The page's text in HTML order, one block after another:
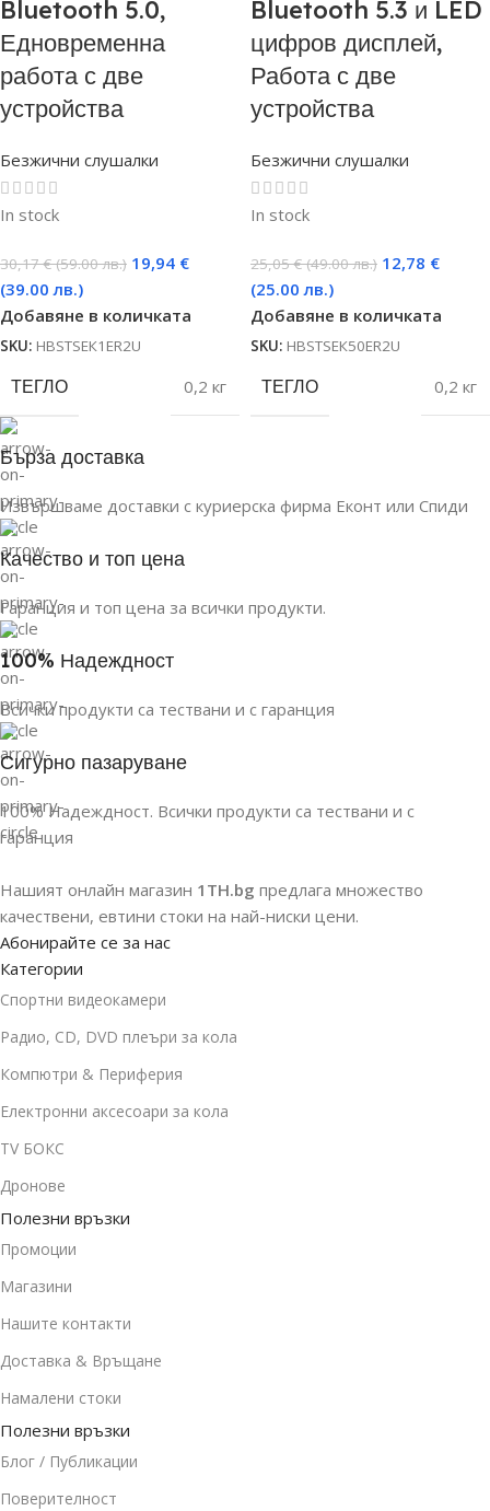
Bluetooth 5.0,
Едновременна
работа с две
устройства
Безжични слушалки
In stock
30,17€ (59.00 лв.) 19,94 €
(39.00 лв.)
Добавяне в количката
SKU: HBSTSEК1ER2U
ТЕГЛО 0,2 кг
Bluetooth 5.3 и LED
цифров дисплей,
Работа с две
устройства
Безжични слушалки
In stock
25,05€ (49.00 лв.) 12,78 €
(25.00 лв.)
Добавяне в количката
SKU: HBSTSEК50ER2U
ТЕГЛО 0,2 кг
Бърза доставка
Извършваме доставки с куриерска фирма Еконт или Спиди
Качество и топ цена
Гаранция и топ цена за всички продукти.
100% Надеждност
Всички продукти са тествани и с гаранция
Сигурно пазаруване
100% Надеждност. Всички продукти са тествани и с
гаранция
Нашият онлайн магазин 1TH.bg предлага множество
качествени, евтини стоки на най-ниски цени.
Абонирайте се за нас
Категории
Спортни видеокамери
Радио, CD, DVD плеъри за кола
Компютри & Периферия
Електронни аксесоари за кола
TV БОКС
Дронове
Полезни връзки
Промоции
Магазини
Нашите контакти
Доставка & Връщане
Намалени стоки
Полезни връзки
Блог / Публикации
Поверителност